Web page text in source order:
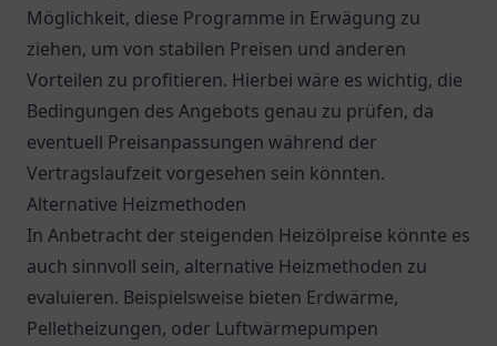
Möglichkeit, diese Programme in Erwägung zu
ziehen, um von stabilen Preisen und anderen
Vorteilen zu profitieren. Hierbei wäre es wichtig, die
Bedingungen des Angebots genau zu prüfen, da
eventuell Preisanpassungen während der
Vertragslaufzeit vorgesehen sein könnten.
Alternative Heizmethoden
In Anbetracht der steigenden Heizölpreise könnte es
auch sinnvoll sein, alternative Heizmethoden zu
evaluieren. Beispielsweise bieten Erdwärme,
Pelletheizungen, oder Luftwärmepumpen